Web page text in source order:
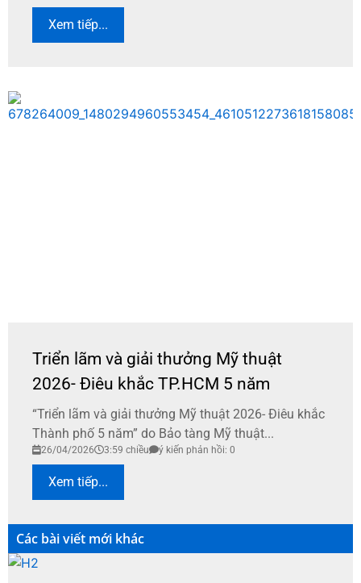
Xem tiếp...
Triển lãm và giải thưởng Mỹ thuật
2026- Điêu khắc TP.HCM 5 năm
“Triển lãm và giải thưởng Mỹ thuật 2026- Điêu khắc
Thành phố 5 năm” do Bảo tàng Mỹ thuật...
26/04/2026 3:59 chiều ý kiến phản hồi: 0
Xem tiếp...
Các bài viết mới khác